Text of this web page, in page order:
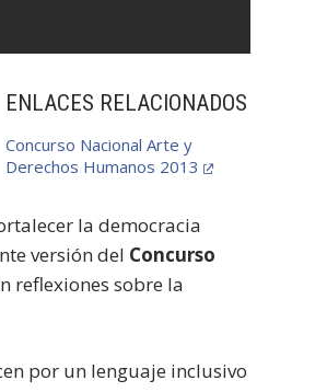
ENLACES RELACIONADOS
Concurso Nacional Arte y
Derechos Humanos 2013
la democracia
versión del Concurso
reflexiones sobre la
por un lenguaje inclusivo